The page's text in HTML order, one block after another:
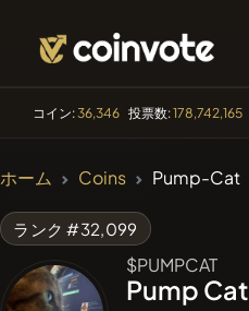
コイン:36,346 投票数:178,742,165
ホーム Coins Pump-Cat
ランク #32,099
$PUMPCAT
Pump Cat